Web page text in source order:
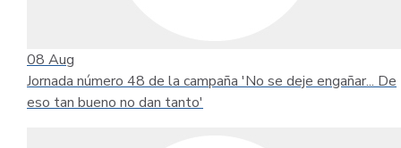
08 Aug
Jornada número 48 de la campaña 'No se deje engañar... De
eso tan bueno no dan tanto'